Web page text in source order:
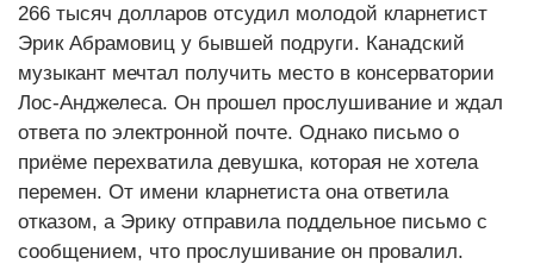
266 тысяч долларов отсудил молодой кларнетист
Эрик Абрамовиц у бывшей подруги. Канадский
музыкант мечтал получить место в консерватории
Лос-Анджелеса. Он прошел прослушивание и ждал
ответа по электронной почте. Однако письмо о
приёме перехватила девушка, которая не хотела
перемен. От имени кларнетиста она ответила
отказом, а Эрику отправила поддельное письмо с
сообщением, что прослушивание он провалил.